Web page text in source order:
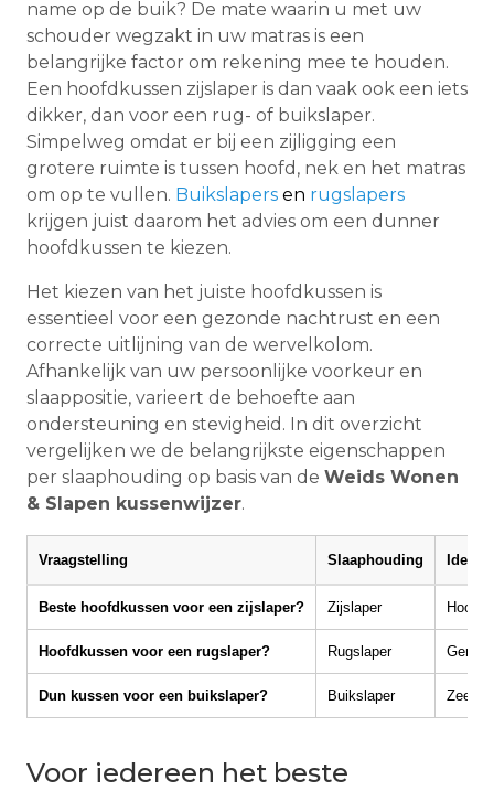
name op de buik? De mate waarin u met uw
schouder wegzakt in uw matras is een
belangrijke factor om rekening mee te houden.
Een hoofdkussen zijslaper is dan vaak ook een iets
dikker, dan voor een rug- of buikslaper.
Simpelweg omdat er bij een zijligging een
grotere ruimte is tussen hoofd, nek en het matras
om op te vullen. Buikslapers en rugslapers
krijgen juist daarom het advies om een dunner
hoofdkussen te kiezen.
Het kiezen van het juiste hoofdkussen is
essentieel voor een gezonde nachtrust en een
correcte uitlijning van de wervelkolom.
Afhankelijk van uw persoonlijke voorkeur en
slaappositie, varieert de behoefte aan
ondersteuning en stevigheid. In dit overzicht
vergelijken we de belangrijkste eigenschappen
per slaaphouding op basis van de Weids Wonen
& Slapen kussenwijzer.
Vraagstelling Slaaphouding
Beste hoofdkussen voor een zijslaper? Zijslaper Hoog
Hoofdkussen voor een rugslaper? Rugslaper
Dun kussen voor een buikslaper? Buikslaper Zeer
Voor iedereen het beste